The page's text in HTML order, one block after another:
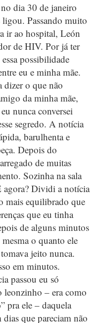
dia 30 de janeiro
Passando muito
ir ao hospital, León
de HIV. Por já ter
possibilidade
eu e minha mãe.
dizer o que não
da minha mãe,
nunca conversei
segredo. A notícia
barulhenta e
Depois do
de muitas
Sozinha na sala
agora? Dividi a notícia
mais equilibrado que
que eu tinha
de alguns minutos
o quanto ele
jeito nunca.
em minutos.
passou eu só
leonzinho – era como
pra ele – daquela
que pareciam não